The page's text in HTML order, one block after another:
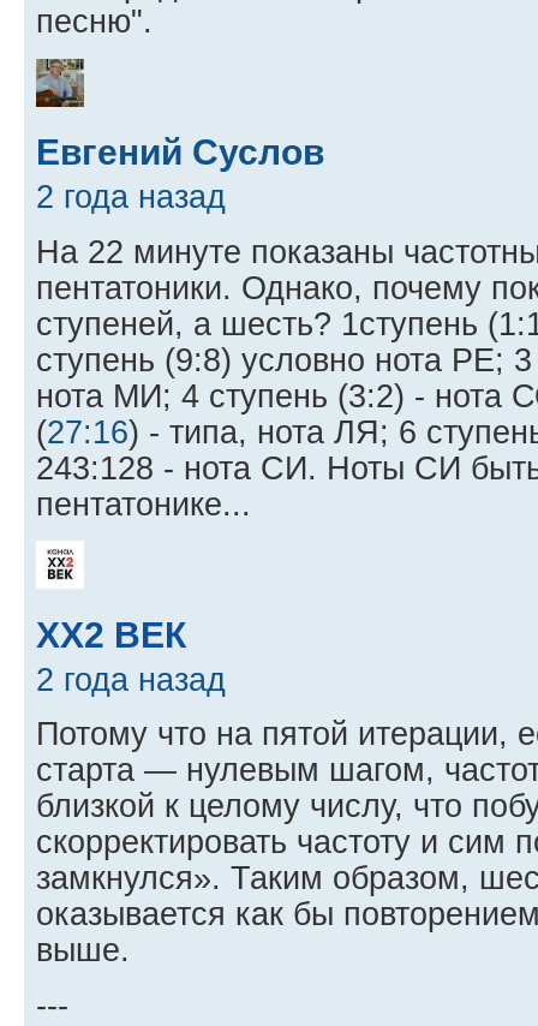
песню".
Евгений Суслов
2 года назад
На 22 минуте показаны
пентатоники. Однако, почему
ступеней, а шесть? 1ступень
ступень (9:8) условно нота РЕ;
нота МИ; 4 ступень (3:2) - нота
(27:16) - типа, нота ЛЯ; 6
243:128 - нота СИ. Ноты СИ
пентатонике...
XX2 ВЕК
2 года назад
Потому что на пятой итерации,
старта — нулевым шагом,
близкой к целому числу, что
скорректировать частоту и сим
замкнулся». Таким образом,
оказывается как бы
выше.
---